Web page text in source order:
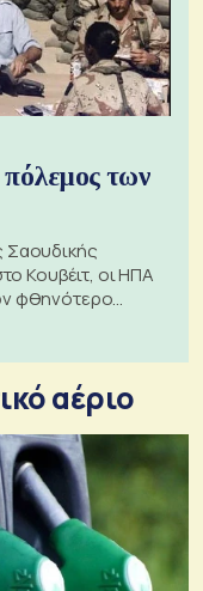
των
Σαουδικής
Κουβέιτ, οι ΗΠΑ
φθηνότερο
αέριο